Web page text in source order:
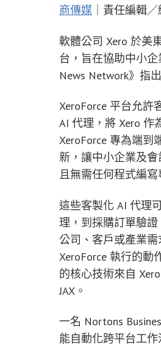
商傳媒 ｜責任編輯
軟體公司 Xero 於美
台，旨在協助中小
News Network》指
XeroForce 平台允許
AI 代理，將 Xero 作
XeroForce 專為端到
新，讓中小企業及
且無需任何程式編寫
這些客製化 AI 代理
理，到採購訂單驗
公司、客戶或產業
XeroForce 執行的動
的核心技術來自
JAX。
一名 Nortons
能自動化跨平台工